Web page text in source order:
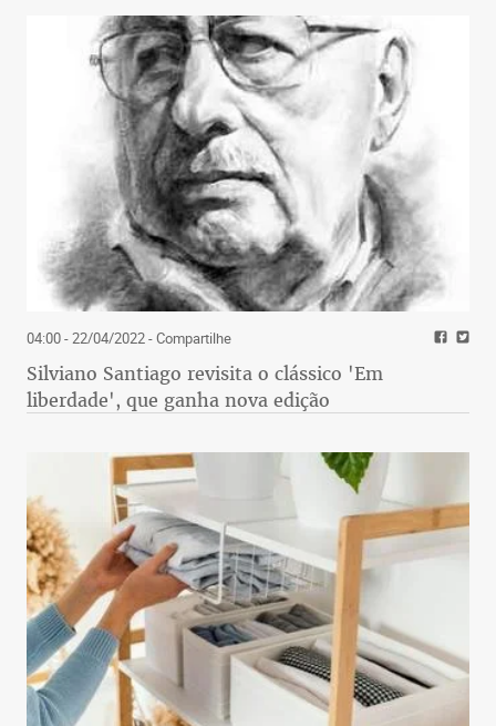
04:00 - 22/04/2022- Compartilhe
Silviano Santiago revisita o clássico 'Em
liberdade', que ganha nova edição